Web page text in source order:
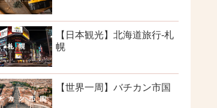
【日本観光】北海道旅行-札
幌
【世界一周】バチカン市国